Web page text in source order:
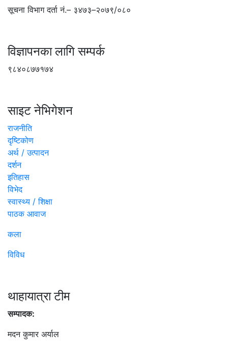
सूचना विभाग दर्ता नं.– ३४७३–२०७९/०८०
विज्ञापनका लागि सम्पर्क
९८४०८७७१७४
साइट नेभिगेशन
राजनीति
दृष्टिकोण
अर्थ / उत्पादन
दर्शन
इतिहास
विभेद
स्वास्थ्य / शिक्षा
पाठक आवाज
कला
विविध
थाहायात्रा टीम
सम्पादक:
मदन कुमार अर्याल